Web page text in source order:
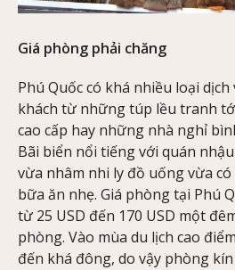
Giá phòng phải chăng
Phú Quốc có khá nhiều loại
khách từ những túp lều tranh
cao cấp hay những nhà nghỉ
Bãi biển nổi tiếng với quán
vừa nhâm nhi ly đồ uống vừa
bữa ăn nhẹ. Giá phòng tại Phú
từ 25 USD đến 170 USD một
phòng. Vào mùa du lịch cao
đến khá đông, do vậy phòng